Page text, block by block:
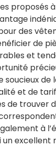
proposés
des
de
et
soucieux de
et de
de trouver
à
un